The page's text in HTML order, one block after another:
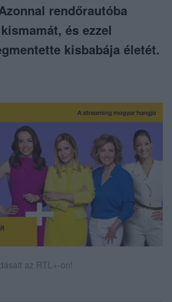
rendőrautóba
és ezzel
kisbabája életét.
az RTL+-on!